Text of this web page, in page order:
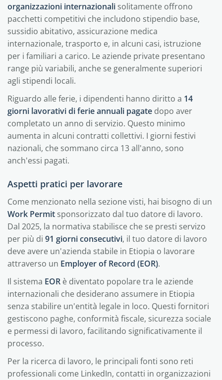
organizzazioni internazionali solitamente offrono
pacchetti competitivi che includono stipendio base,
sussidio abitativo, assicurazione medica
internazionale, trasporto e, in alcuni casi, istruzione
per i familiari a carico. Le aziende private presentano
range più variabili, anche se generalmente superiori
agli stipendi locali.
Riguardo alle ferie, i dipendenti hanno diritto a 14
giorni lavorativi di ferie annuali pagate dopo aver
completato un anno di servizio. Questo minimo
aumenta in alcuni contratti collettivi. I giorni festivi
nazionali, che sommano circa 13 all'anno, sono
anch'essi pagati.
Aspetti pratici per lavorare
Come menzionato nella sezione visti, hai bisogno di un
Work Permit sponsorizzato dal tuo datore di lavoro.
Dal 2025, la normativa stabilisce che se presti servizo
per più di 91 giorni consecutivi, il tuo datore di lavoro
deve avere un'azienda stabile in Etiopia o lavorare
attraverso un Employer of Record (EOR).
Il sistema EOR è diventato popolare tra le aziende
internazionali che desiderano assumere in Etiopia
senza stabilire un'entità legale in loco. Questi fornitori
gestiscono paghe, conformità fiscale, sicurezza sociale
e permessi di lavoro, facilitando significativamente il
processo.
Per la ricerca di lavoro, le principali fonti sono reti
professionali come LinkedIn, contatti in organizzazioni